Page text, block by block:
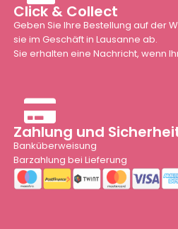
Click & Collect
Geben Sie Ihre Bestellung auf der
sie im Geschäft in Lausanne ab.
Sie erhalten eine Nachricht, wenn
Zahlung und
Banküberweisung
Barzahlung bei Lieferung